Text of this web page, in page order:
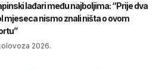
lađari među najboljima: “Prije dva
mjeseca nismo znali ništa o ovom
2026.